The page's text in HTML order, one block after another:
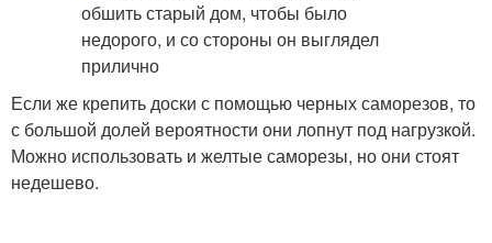
Если же крепить доски с помощью черных саморезов, то
с большой долей вероятности они лопнут под нагрузкой.
Можно использовать и желтые саморезы, но они стоят
недешево.